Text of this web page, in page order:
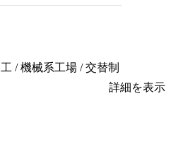
/ 機械系工場 / 交替制
詳細を表示